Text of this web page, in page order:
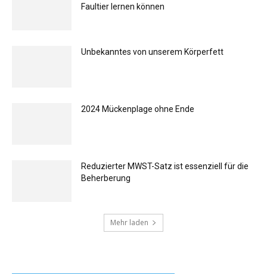
Faultier lernen können
Unbekanntes von unserem Körperfett
2024 Mückenplage ohne Ende
Reduzierter MWST-Satz ist essenziell für die
Beherberung
Mehr laden